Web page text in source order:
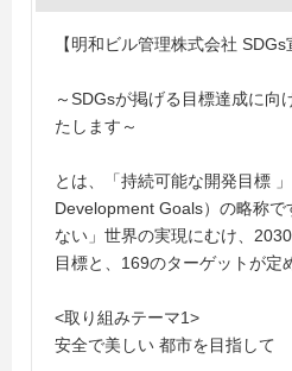
【明和ビル管理株式会社 SDGs
～SDGsが掲げる目標達成に向
たします～
とは、「持続可能な開発目標
Development Goals）の略称
ない」世界の実現にむけ、
目標と、169のターゲットが定
<取り組みテーマ1>
安全で美しい 都市を目指して